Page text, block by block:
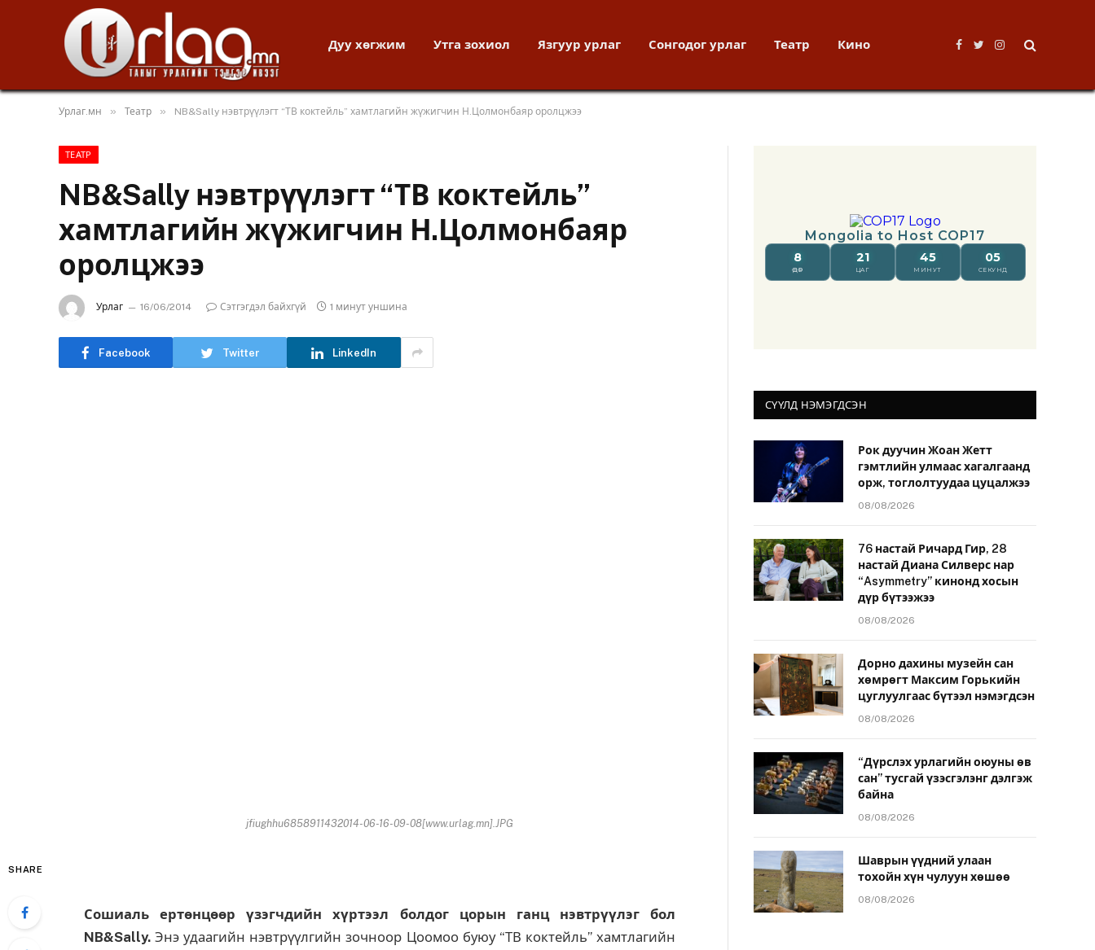
Дуу хөгжим Утга зохиол Язгуур урлаг Сонгодог урлаг Театр Кино
Facebook
TwitterInstagram
Урлаг.мн » Театр » NB&Sally нэвтрүүлэгт “ТВ коктейль” хамтлагийн жүжигчин Н.Цолмонбаяр оролцжээ
ТЕАТР
NB&Sally нэвтрүүлэгт “ТВ коктейль”
хамтлагийн жүжигчин Н.Цолмонбаяр
оролцжээ
Урлаг 16/06/2014 Сэтгэгдэл байхгүй 1 минут уншина
Facebook Twitter LinkedIn
jfiughhu6858911432014-06-16-09-08[www.urlag.mn].JPG
SHARE
Сошиаль ертөнцөөр үзэгчдийн хүртээл болдог цорын ганц нэвтрүүлэг бол
NB&Sally. Энэ удаагийн нэвтрүүлгийн зочноор Цоомоо буюу “ТВ коктейль” хамтлагийн
СҮҮЛД НЭМЭГДСЭН
Рок дуучин Жоан Жетт
гэмтлийн улмаас хагалгаанд
орж, тоглолтуудаа цуцалжээ
08/08/2026
76 настай Ричард Гир, 28
настай Диана Силверс нар
“Asymmetry” кинонд хосын
дүр бүтээжээ
08/08/2026
Дорно дахины музейн сан
хөмрөгт Максим Горькийн
цуглуулгаас бүтээл нэмэгдсэн
08/08/2026
“Дүрслэх урлагийн оюуны өв
сан” тусгай үзэсгэлэнг дэлгэж
байна
08/08/2026
Шаврын үүдний улаан
тохойн хүн чулуун хөшөө
08/08/2026